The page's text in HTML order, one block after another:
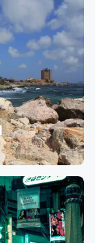
food in de stad: